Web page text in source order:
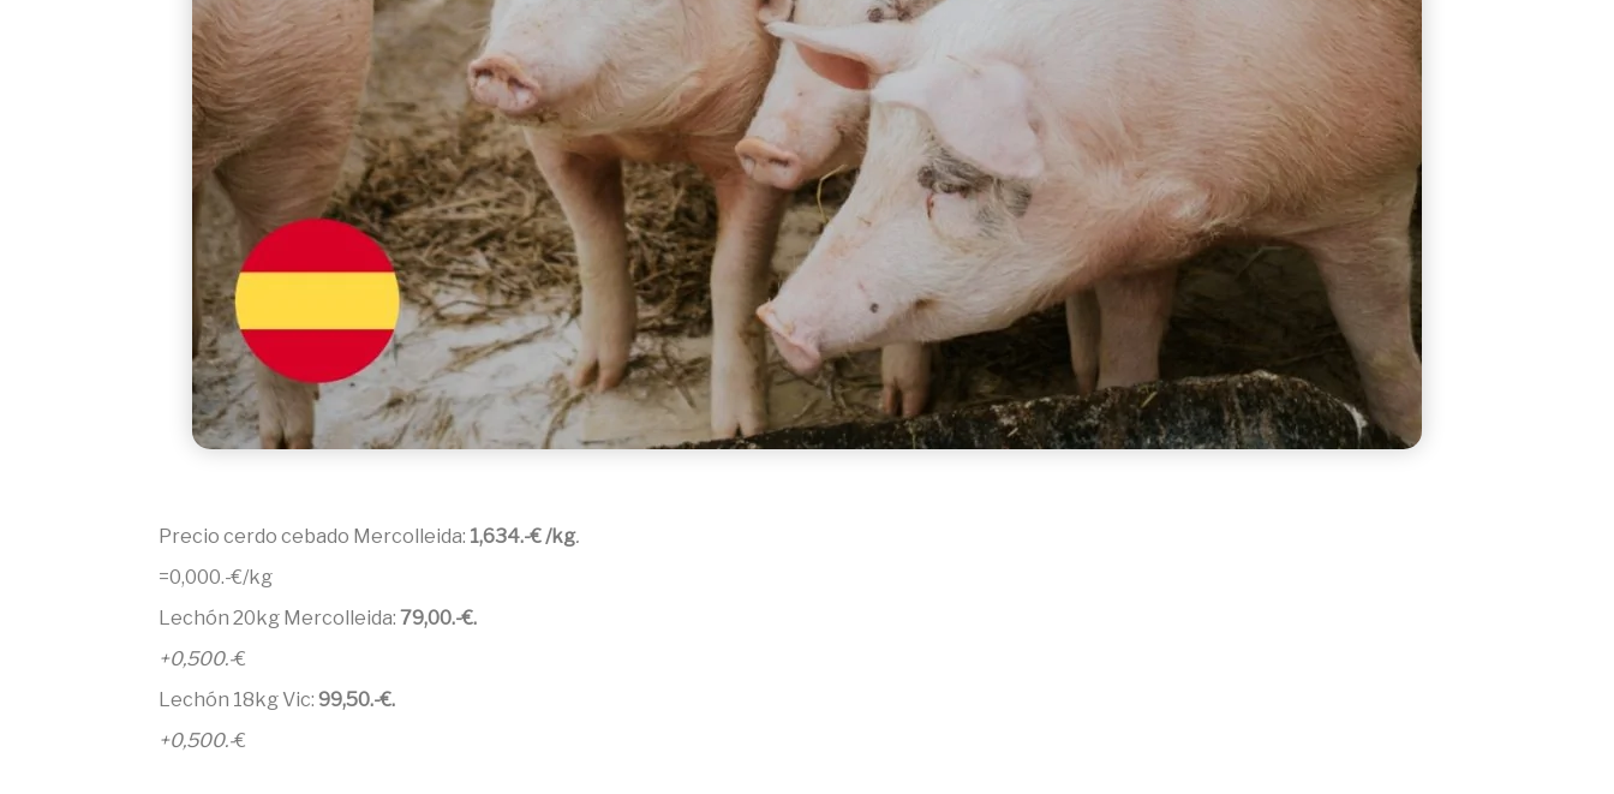
Precio cerdo cebado Mercolleida: 1,634.-€ /kg.
=0,000.-€/kg
Lechón 20kg Mercolleida: 79,00.-€.
+0,500.-€
Lechón 18kg Vic: 99,50.-€.
+0,500.-€